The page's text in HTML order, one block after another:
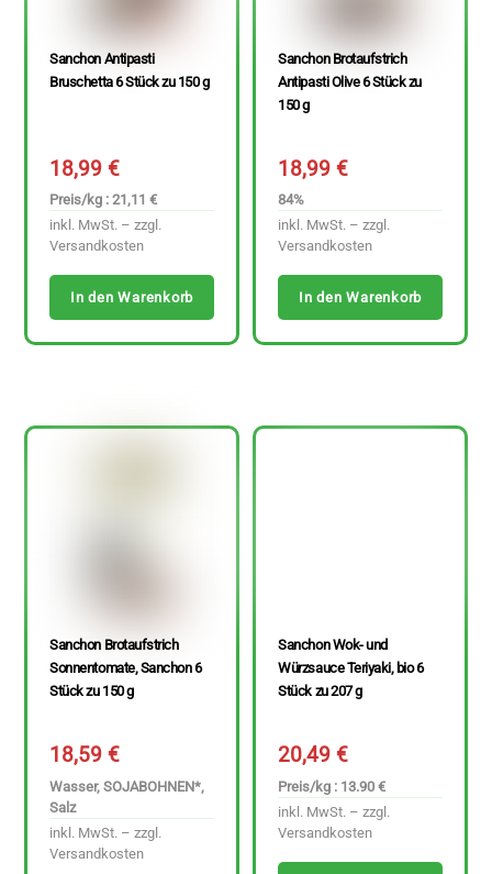
Sanchon Antipasti
Bruschetta 6 Stück zu 150 g
18,99€
Preis/kg : 21,11 €
inkl. MwSt. – zzgl.
Versandkosten
In den Warenkorb
Sanchon Brotaufstrich
Antipasti Olive 6 Stück zu
150 g
18,99€
84%
inkl. MwSt. – zzgl.
Versandkosten
In den Warenkorb
Sanchon Brotaufstrich
Sonnentomate, Sanchon 6
Stück zu 150 g
18,59€
Wasser, SOJABOHNEN*,
Salz
inkl. MwSt. – zzgl.
Versandkosten
Sanchon Wok- und
Würzsauce Teriyaki, bio 6
Stück zu 207 g
20,49€
Preis/kg : 13.90 €
inkl. MwSt. – zzgl.
Versandkosten